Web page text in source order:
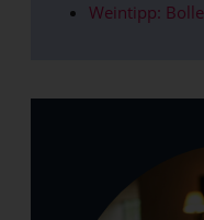
Weintipp: